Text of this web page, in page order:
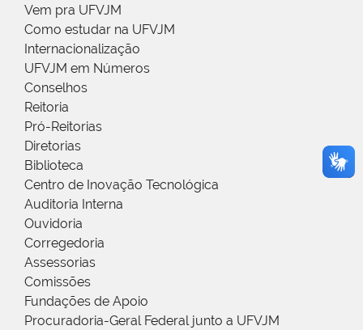
Vem pra UFVJM
Como estudar na UFVJM
Internacionalização
UFVJM em Números
Conselhos
Reitoria
Pró-Reitorias
Diretorias
Biblioteca
Centro de Inovação Tecnológica
Auditoria Interna
Ouvidoria
Corregedoria
Assessorias
Comissões
Fundações de Apoio
Procuradoria-Geral Federal junto a UFVJM